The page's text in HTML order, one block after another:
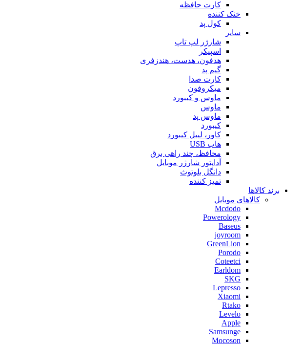
کارت حافظه
خنک کننده
کول پد
سایر
شارژر لپ تاپ
اسپیکر
هدفون، هدست، هندزفری
گیم پد
کارت صدا
میکروفون
ماوس و کیبورد
ماوس
ماوس پد
کیبورد
کاور، لیبل کیبورد
هاب USB
محافظ، چند راهی برق
آداپتور شارژر موبایل
دانگل بلوتوث
تمیز کننده
برند کالاها
کالاهای موبایل
Mcdodo
Powerology
Baseus
joyroom
GreenLion
Porodo
Coteetci
Earldom
SKG
Lepresso
Xiaomi
Rtako
Levelo
Apple
Samsunge
Mocoson